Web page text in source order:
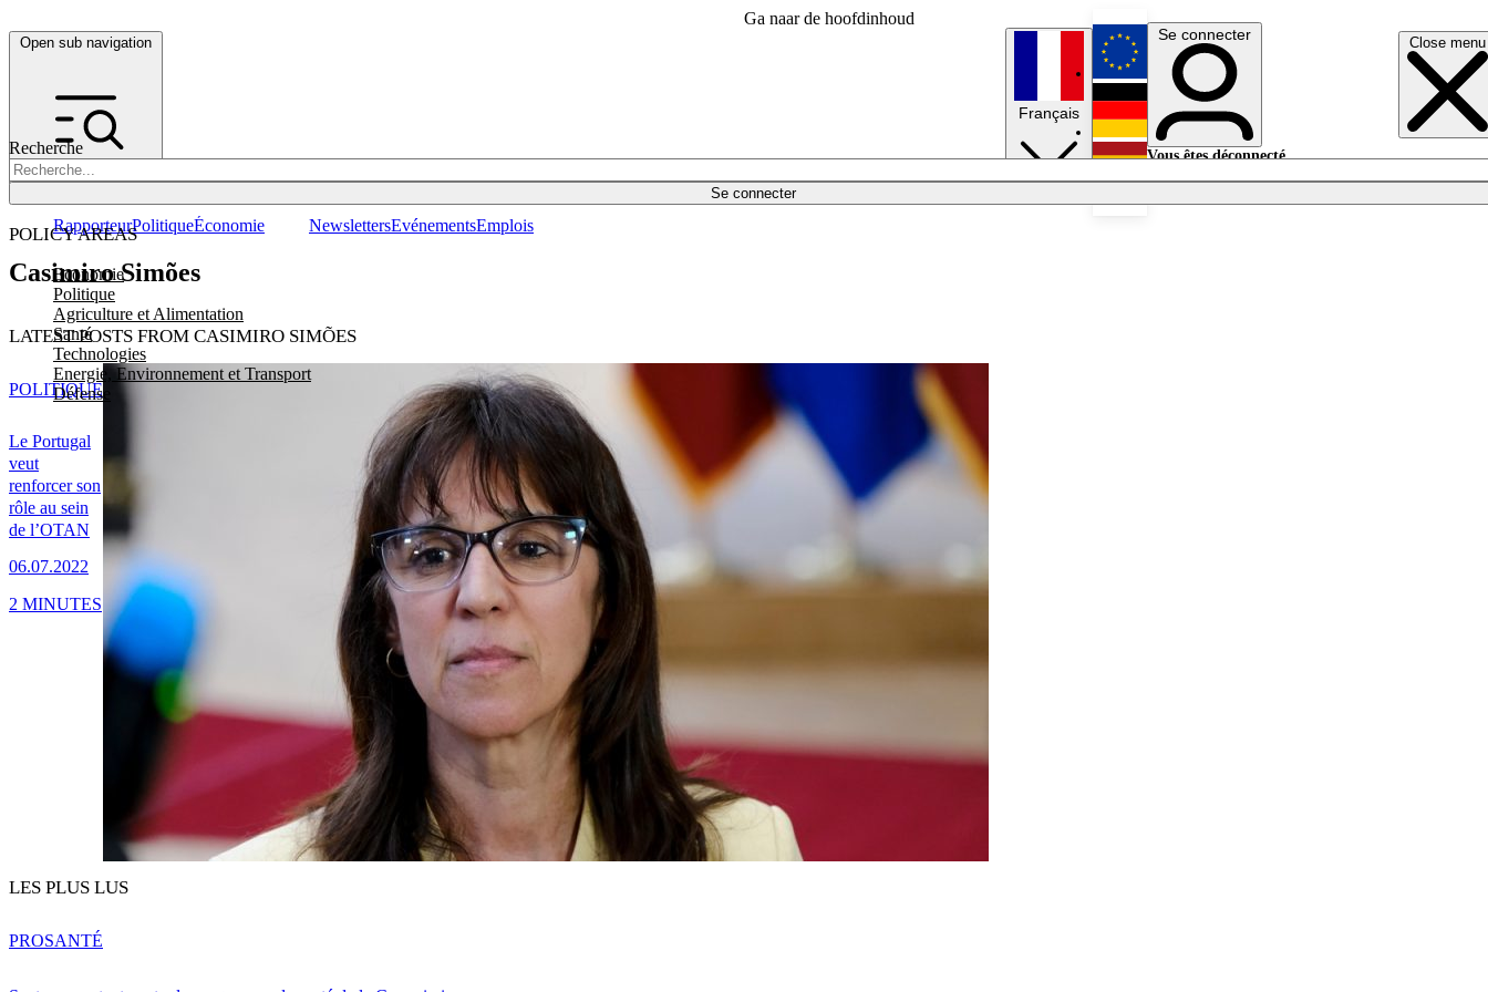
Ga naar de hoofdinhoud
Open sub navigation Close menu
Recherche
Se connecter
POLICY AREAS
Economie
Politique
Agriculture et Alimentation
Santé
Technologies
Energie, Environnement et Transport
Défense
RapporteurPolitiqueÉconomie NewslettersEvénementsEmplois
Français
English
Deutsch
Se connecter
Vous êtes déconnecté.
Casimiro Simões
LATEST POSTS FROM CASIMIRO SIMÕES
Le Portugal
veut
renforcer son
rôle au sein
de l’OTAN
06.07.2022
POLITIQUE
2 MINUTES
LES PLUS LUS
PROSANTÉ